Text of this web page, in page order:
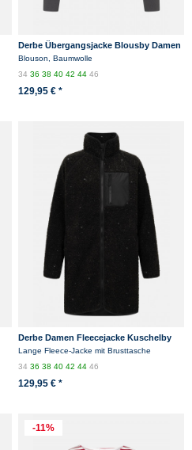
Derbe Übergangsjacke Blousby Damen
Grau Anthrazit Blouson
Blouson, Baumwolle
34363840424446
129,95 € *
Derbe Damen Fleecejacke Kuschelby
Long Schwarz Teddy Glitzer
Lange Fleece-Jacke mit Brusttasche
34363840424446
129,95 € *
-11%